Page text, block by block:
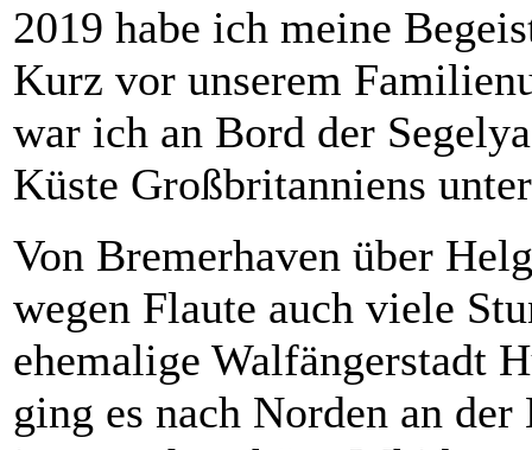
2019 habe ich meine
Kurz vor unserem
war ich an Bord der
Küste Großbritanniens
Von Bremerhaven über
wegen Flaute auch viele
ehemalige Walfängerstadt
ging es nach Norden an